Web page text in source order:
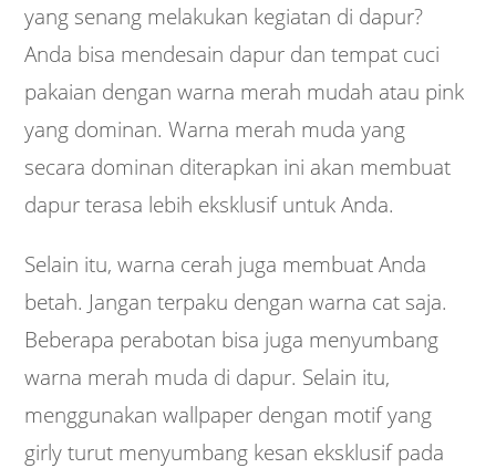
yang senang melakukan kegiatan di dapur?
Anda bisa mendesain dapur dan tempat cuci
pakaian dengan warna merah mudah atau pink
yang dominan. Warna merah muda yang
secara dominan diterapkan ini akan membuat
dapur terasa lebih eksklusif untuk Anda.
Selain itu, warna cerah juga membuat Anda
betah. Jangan terpaku dengan warna cat saja.
Beberapa perabotan bisa juga menyumbang
warna merah muda di dapur. Selain itu,
menggunakan wallpaper dengan motif yang
girly turut menyumbang kesan eksklusif pada